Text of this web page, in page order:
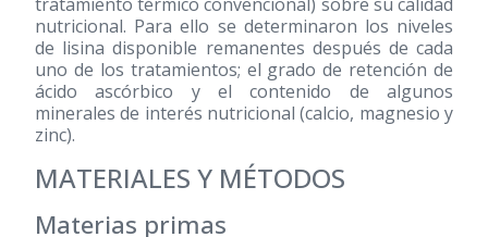
nutricional. Para ello se determinaron los niveles
de lisina disponible remanentes después de cada
uno de los tratamientos; el grado de retención de
ácido ascórbico y el contenido de algunos
minerales de interés nutricional (calcio, magnesio y
zinc).
MATERIALES Y MÉTODOS
Materias primas